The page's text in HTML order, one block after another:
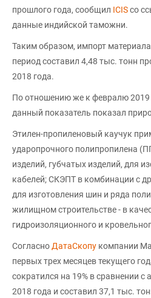
прошлого года, сообщил ICISсо
данные индийской таможни.
Таким образом, импорт
период составил 4,48 тыс. тонн
2018 года.
По отношению же к февралю 2019
данный показатель показал
Этилен-пропиленовый каучук
ударопрочного полипропилена
изделий, губчатых изделий, для
кабелей; СКЭПТ в комбинации с
для изготовления шин и ряда
жилищном строительстве - в
гидроизоляционного и
Согласно ДатаСкопу компании
первых трех месяцев текущего
сократился на 19% в сравнении
2018 года и составил 37,1 тыс.